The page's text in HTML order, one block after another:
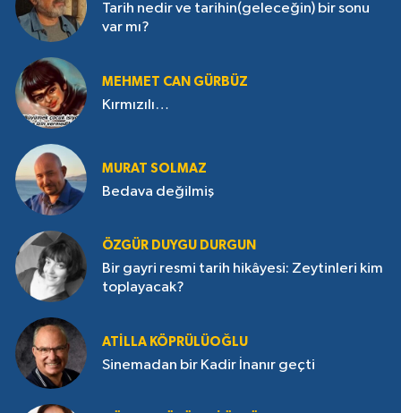
Tarih nedir ve tarihin(geleceğin) bir sonu
var mı?
MEHMET CAN GÜRBÜZ
Kırmızılı…
MURAT SOLMAZ
Bedava değilmiş
ÖZGÜR DUYGU DURGUN
Bir gayri resmi tarih hikâyesi: Zeytinleri kim
toplayacak?
ATILLA KÖPRÜLÜOĞLU
Sinemadan bir Kadir İnanır geçti